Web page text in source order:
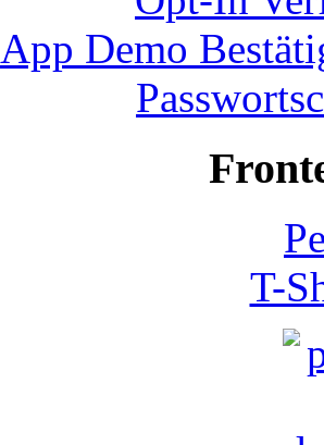
App Demo
T-